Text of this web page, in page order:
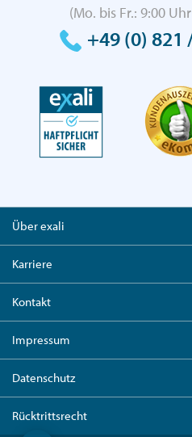
(Mo. bis Fr.: 9:00
+49 (0) 821
Über exali
Karriere
Kontakt
Impressum
Datenschutz
Rücktrittsrecht